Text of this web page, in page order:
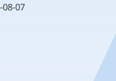
08-07